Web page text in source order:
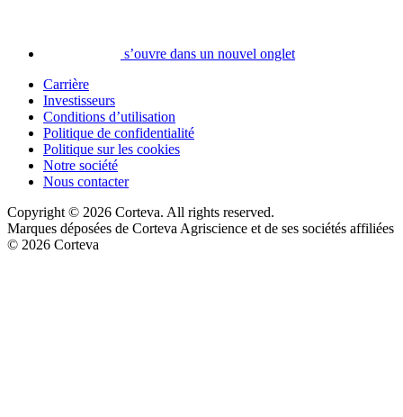
s’ouvre dans un nouvel onglet
Carrière
Investisseurs
Conditions d’utilisation
Politique de confidentialité
Politique sur les cookies
Notre société
Nous contacter
Copyright © 2026 Corteva. All rights reserved.
Marques déposées de Corteva Agriscience et de ses sociétés affiliées
© 2026 Corteva